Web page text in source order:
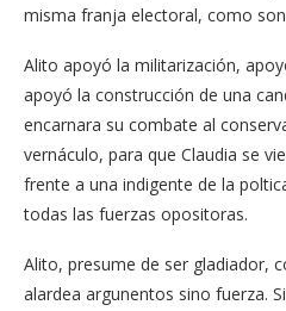
misma franja electoral, como son
Alito apoyó la militarización,
apoyó la construcción de una
encarnara su combate al
vernáculo, para que Claudia se
frente a una indigente de la
todas las fuerzas opositoras.
Alito, presume de ser gladiador,
alardea argunentos sino fuerza.